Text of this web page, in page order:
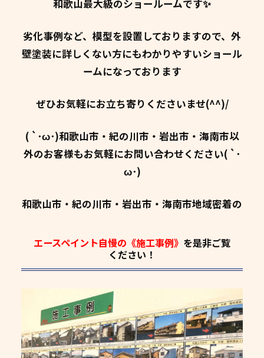
和歌山最大級のショールームです✨
劣化事例など、模型を設置しておりますので、外
壁塗装に詳しくない方にもわかりやすいショール
ームになっております
ぜひお気軽にお立ち寄りくださいませ(^^)/
( `･ω･)和歌山市・紀の川市・岩出市・海南市以
外のお客様もお気軽にお問い合わせください( `･
ω･)
和歌山市・紀の川市・岩出市・海南市地域密着の
エースペイント自慢の《施工事例》 を是非ご覧
ください！